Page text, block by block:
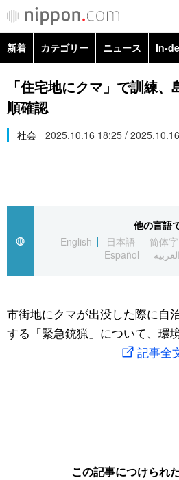
カテゴリー
経済・ビジネス
国際
文化
トップ
アーカイブ
In-depth
Japan Data
動画/Live
新着 カテゴリー ニュース In-
政治・外交
経済・ビジネス
スポーツ・東京2020
「住宅地にクマ」で訓練
順確認
社会 2025.10.16 18:25 /
他の言語
English
日本語 简体字
Español
العربية
市街地にクマが出没した際に自
する「緊急銃猟」について、環
記事全
この記事につけられ